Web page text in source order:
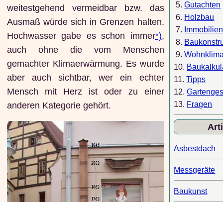
weitestgehend vermeidbar bzw. das
Ausmaß würde sich in Grenzen halten.
Hochwasser gabe es schon immer*),
auch ohne die vom Menschen
gemachter Klimaerwärmung. Es wurde
aber auch sichtbar, wer ein echter
Mensch mit Herz ist oder zu einer
anderen Kategorie gehört.
5.Gutachten
6. Holzbau
7. Immobilien
8.
9.
10.
11.Tipps
12.
13. Fragen
Asbestdach
Messgeräte
Baukunst